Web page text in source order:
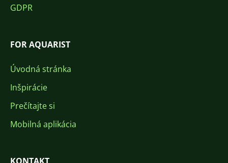
GDPR
FOR AQUARIST
Úvodná stránka
Inšpirácie
Prečítajte si
Mobilná aplikácia